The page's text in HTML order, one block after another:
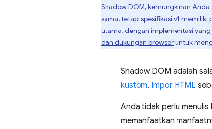
Shadow DOM, kemungkinan
sama, tetapi spesifikasi v1
utama, dengan implementasi
dan dukungan browseruntuk
Shadow DOM adalah
kustom. Impor HTML
Anda tidak perlu
memanfaatkan